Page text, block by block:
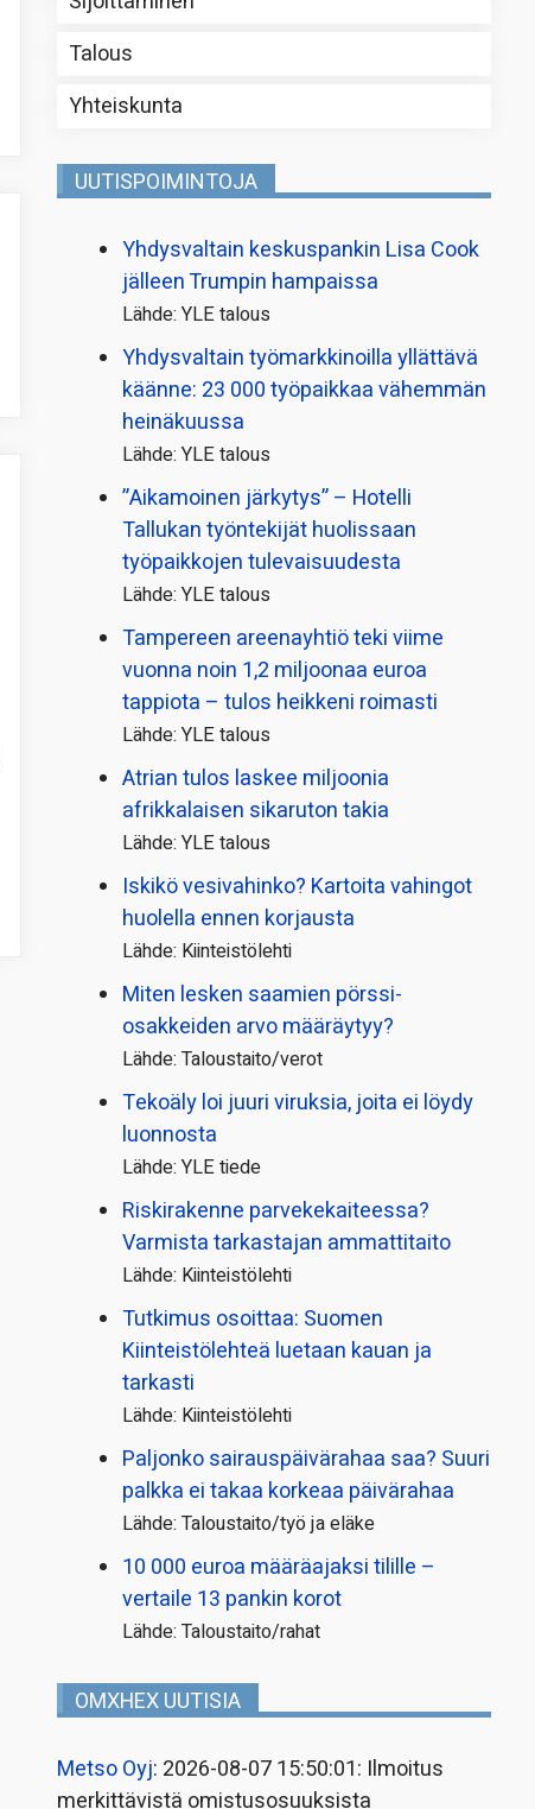
Talous
Yhteiskunta
UUTISPOIMINTOJA
Yhdysvaltain keskuspankin Lisa Cook
jälleen Trumpin hampaissa
Lähde: YLE talous
Yhdysvaltain työmarkkinoilla yllättävä
käänne: 23 000 työpaikkaa vähemmän
heinäkuussa
Lähde: YLE talous
”Aikamoinen järkytys” – Hotelli
Tallukan työntekijät huolissaan
työpaikkojen tulevaisuudesta
Lähde: YLE talous
Tampereen areenayhtiö teki viime
vuonna noin 1,2 miljoonaa euroa
tappiota – tulos heikkeni roimasti
Lähde: YLE talous
Atrian tulos laskee miljoonia
afrikkalaisen sikaruton takia
Lähde: YLE talous
Iskikö vesivahinko? Kartoita vahingot
huolella ennen korjausta
Lähde: Kiinteistölehti
Miten lesken saamien pörssi­
osakkeiden arvo määräytyy?
Lähde: Taloustaito/verot
Tekoäly loi juuri viruksia, joita ei löydy
luonnosta
Lähde: YLE tiede
Riskirakenne parvekekaiteessa?
Varmista tarkastajan ammattitaito
Lähde: Kiinteistölehti
Tutkimus osoittaa: Suomen
Kiinteistölehteä luetaan kauan ja
tarkasti
Lähde: Kiinteistölehti
Paljonko sairauspäivä­rahaa saa? Suuri
palkka ei takaa korkeaa päivärahaa
Lähde: Taloustaito/työ ja eläke
10 000 euroa määräajaksi tilille –
vertaile 13 pankin korot
Lähde: Taloustaito/rahat
OMXHEX UUTISIA
Metso Oyj: 2026-08-07 15:50:01: Ilmoitus
merkittävistä omistusosuuksista